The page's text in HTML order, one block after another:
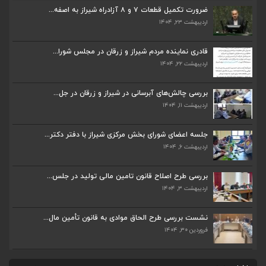
ضرورت تکمیل قطعات ۷ و ۸ آزادراه شیراز به اصفه...
اردیبهشت ۲۳, ۱۴۰۴
قادری نماینده مردم شیراز و زرقان در مجلس شورا...
اردیبهشت ۲۲, ۱۴۰۴
بررسی چالش‌های آبرسانی در شیراز و زرقان در جل...
اردیبهشت ۱۱, ۱۴۰۴
جلسه اعضای شورای بخش مرکزی شیراز با دفتر دکتر...
اردیبهشت ۶, ۱۴۰۴
بررسی طرح اصلاح قانون تامین مالی تولید در جلس...
اردیبهشت ۳, ۱۴۰۴
نشست بررسی طرح الحاق موادی به قانون تأمین مال...
فروردین ۳۰, ۱۴۰۴
بررسی چالش‌های آبرسانی در شیراز و زرقان در جل...
جلسه اعضای شورای بخش مرکزی شیراز با دفتر دکتر...
پیگیری دکتر قادری و سایر نمایندگان شیراز ارتق...
ضرورت تکمیل قطعات ۷ و ۸ آزادراه شیراز به اصفه...
اردیبهشت ۲۳, ۱۴۰۴
قادری نماینده مردم شیراز و زرقان در مجلس شورا...
اردیبهشت ۲۲, ۱۴۰۴